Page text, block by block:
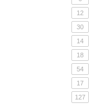
12
30
14
18
54
17
127